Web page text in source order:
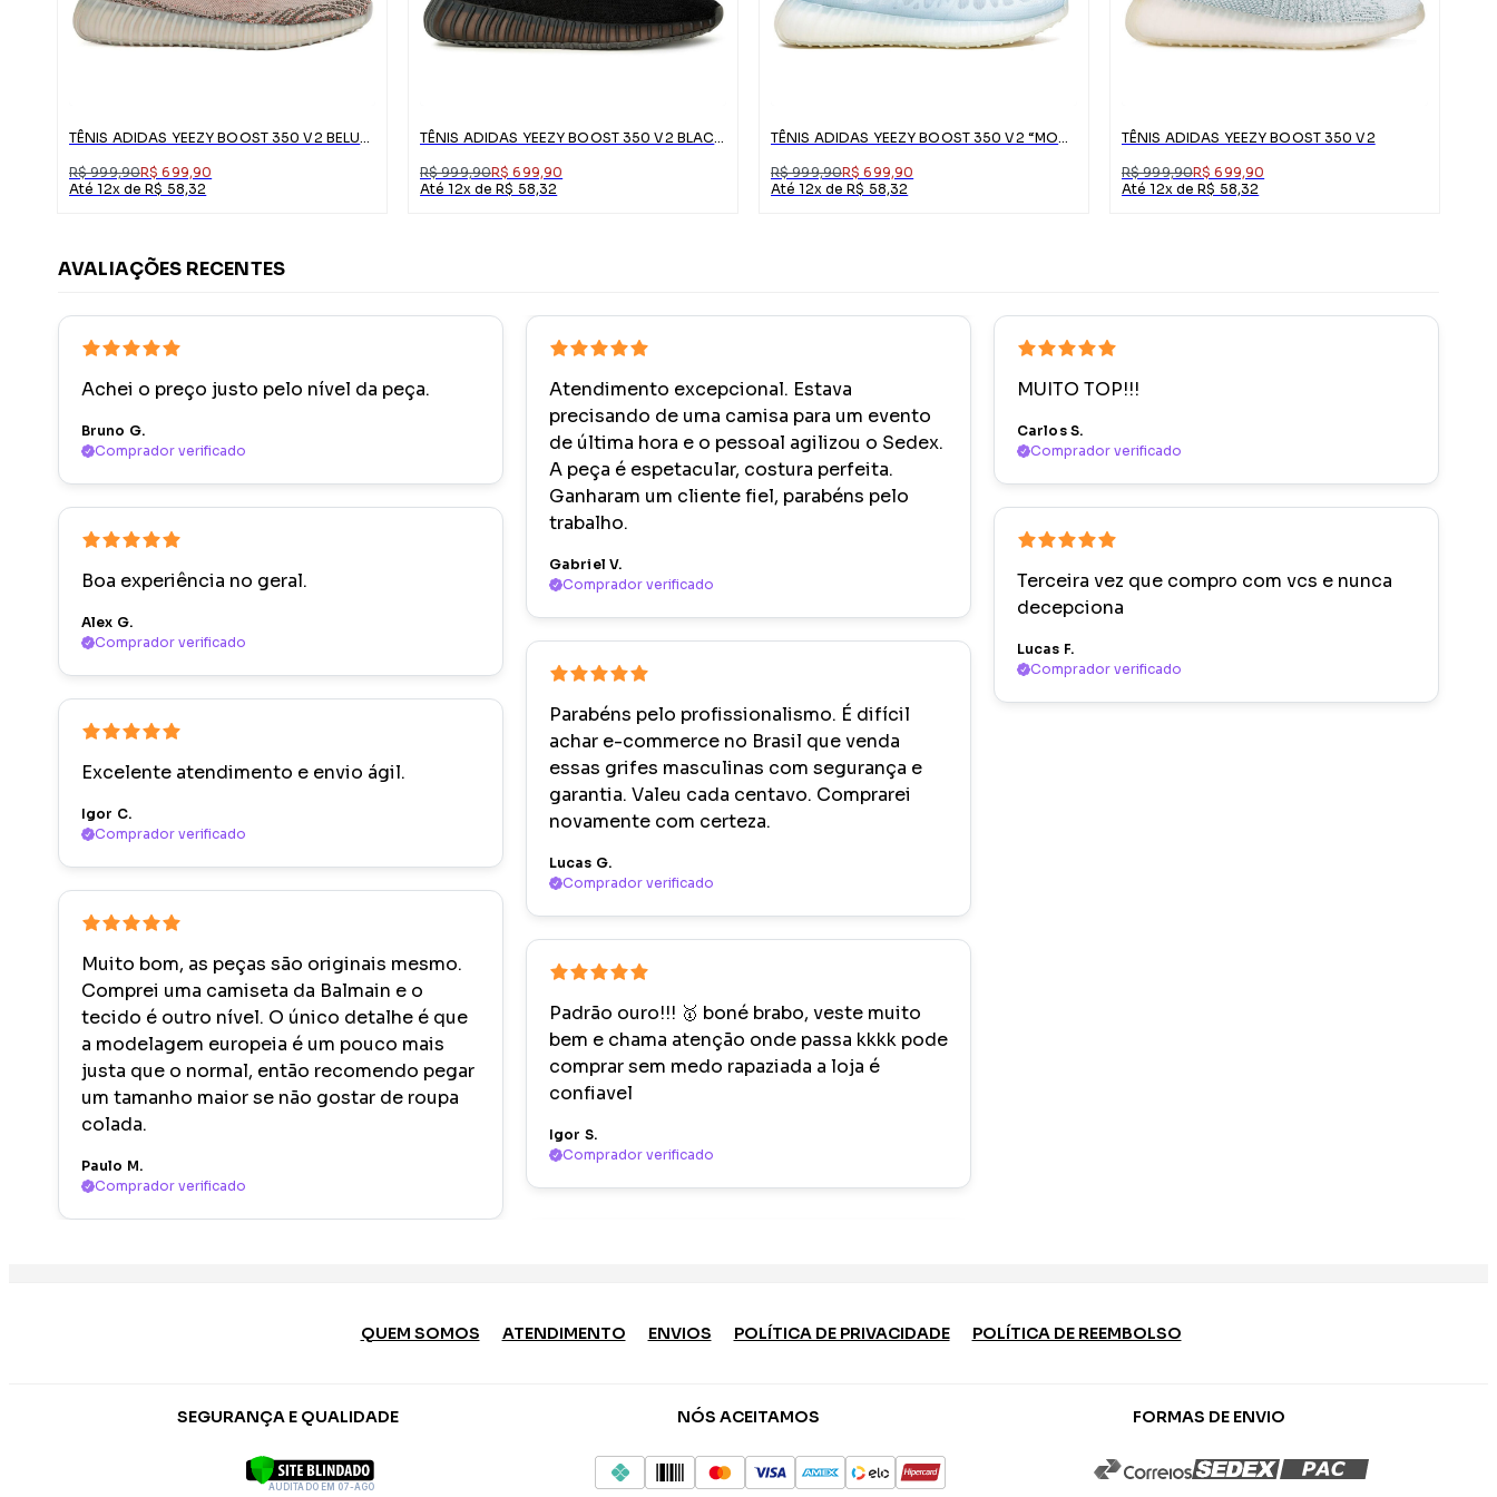
R$ 999,90R$ 699,90
Até 12x de R$ 58,32
R$ 999,90R$ 699,90
Até 12x de R$ 58,32
R$ 999,90R$ 699,90
Até 12x de R$ 58,32
TÊNIS ADIDAS YEEZY BOOST 350 V2
R$ 999,90R$ 699,90
Até 12x de R$ 58,32
AVALIAÇÕES RECENTES
Achei o preço justo pelo nível da peça.
Bruno G.
Comprador verificado
Boa experiência no geral.
Alex G.
Comprador verificado
Excelente atendimento e envio ágil.
Igor C.
Comprador verificado
Muito bom, as peças são originais mesmo.
Comprei uma camiseta da Balmain e o
tecido é outro nível. O único detalhe é que
a modelagem europeia é um pouco mais
justa que o normal, então recomendo pegar
um tamanho maior se não gostar de roupa
colada.
Paulo M.
Comprador verificado
Atendimento excepcional. Estava
precisando de uma camisa para um evento
de última hora e o pessoal agilizou o Sedex.
A peça é espetacular, costura perfeita.
Ganharam um cliente fiel, parabéns pelo
trabalho.
Gabriel V.
Comprador verificado
Parabéns pelo profissionalismo. É difícil
achar e-commerce no Brasil que venda
essas grifes masculinas com segurança e
garantia. Valeu cada centavo. Comprarei
novamente com certeza.
Lucas G.
Comprador verificado
Padrão ouro!!! 🥇 boné brabo, veste muito
bem e chama atenção onde passa kkkk pode
comprar sem medo rapaziada a loja é
confiavel
Igor S.
Comprador verificado
MUITO TOP!!!
Carlos S.
Comprador verificado
Terceira vez que compro com vcs e nunca
decepciona
Lucas F.
Comprador verificado
QUEM SOMOS ATENDIMENTO ENVIOS POLÍTICA DE PRIVACIDADE POLÍTICA DE REEMBOLSO
SEGURANÇA E QUALIDADE
AUDITADO EM 07-AGO
NÓS ACEITAMOS FORMAS DE ENVIO